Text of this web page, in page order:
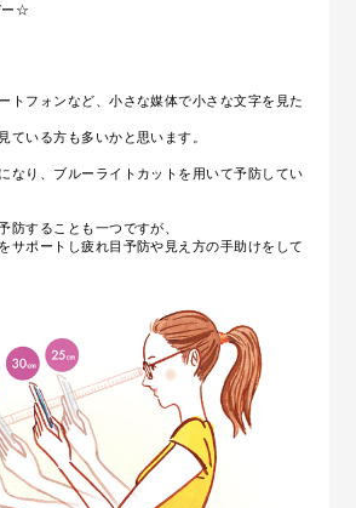
ー☆
トフォンなど、小さな媒体で小さな文字を見た
ている方も多いかと思います。
なり、ブルーライトカットを用いて予防してい
防することも一つですが、
サポートし疲れ目予防や見え方の手助けをして